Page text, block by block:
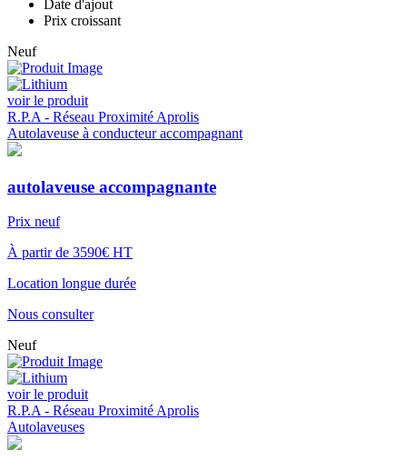
Date d'ajout
Prix croissant
Neuf
voir le produit
R.P.A - Réseau Proximité Aprolis
Autolaveuse à conducteur accompagnant
autolaveuse accompagnante
Prix neuf
À partir de 3590€ HT
Location longue durée
Nous consulter
Neuf
voir le produit
R.P.A - Réseau Proximité Aprolis
Autolaveuses